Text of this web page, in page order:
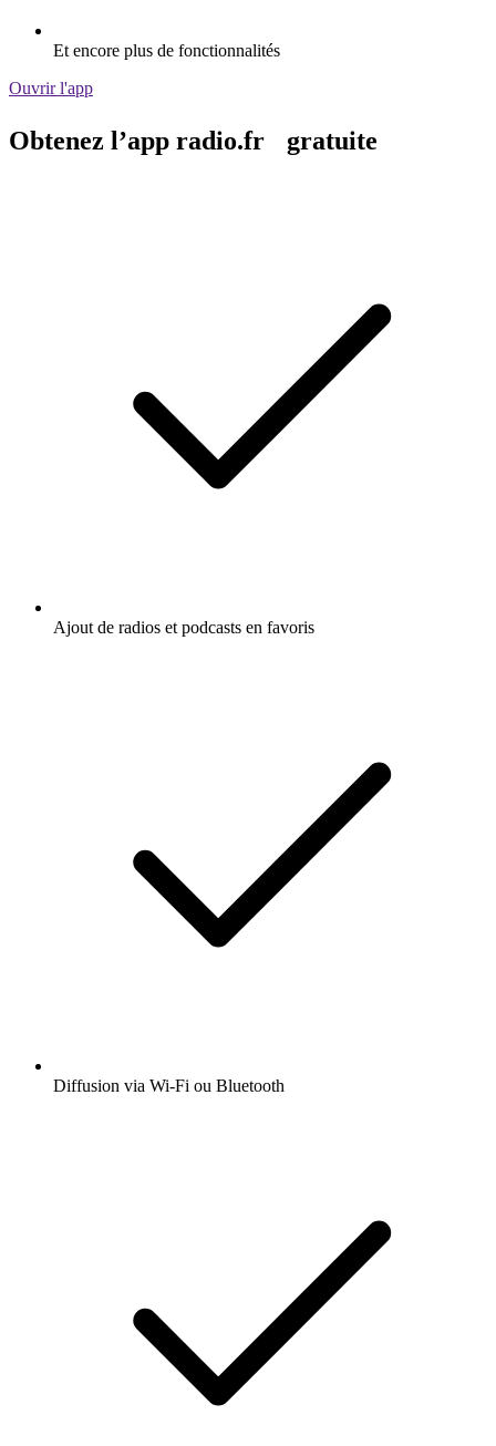
Et encore plus de fonctionnalités
Ouvrir l'app
Obtenez l’app radio.fr gratuite
Ajout de radios et podcasts en favoris
Diffusion via Wi-Fi ou Bluetooth